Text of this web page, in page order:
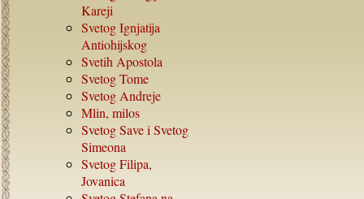
Kareji
Svetog Ignjatija
Antiohijskog
Svetih Apostola
Svetog Tome
Svetog Andreje
Mlin, milos
Svetog Save i Svetog
Simeona
Svetog Filipa,
Jovanica